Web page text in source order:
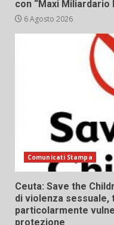
con “Maxi Miliardario
6 Agosto 2026
Comunicati Stampa
Ceuta: Save the
di violenza
particolarmente
protezione